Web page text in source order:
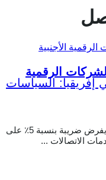
الرقمية
أقر البرلمان الأوغندي قانون ضرائب جديدًا يفرض ضريبة بنسبة 5٪ على
الاتصالات ...